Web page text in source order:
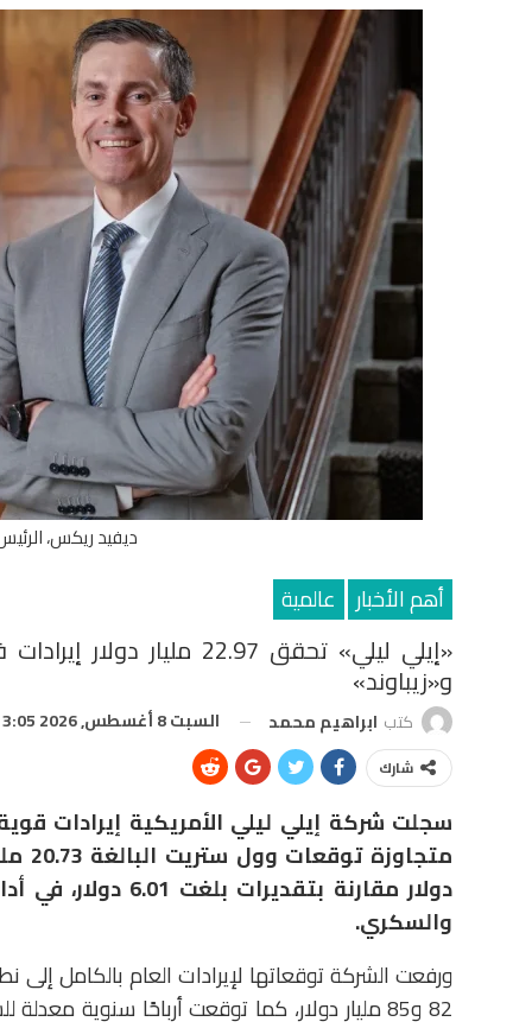
ديفيد ريكس،
أهم الأخبار عالمية
و«زيباوند»
كتب ابراهيم محمد السبت 8 أغسطس, 2026 3:05 م
شارك
سجلت شركة إيلي ليلي الأمريكية
دولار مقارنة
والسكري.